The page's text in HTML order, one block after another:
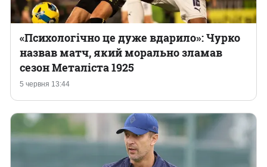
5 червня 13:44
«Психологічно це дуже вдарило»: Чурко
назвав матч, який морально зламав
сезон Металіста 1925